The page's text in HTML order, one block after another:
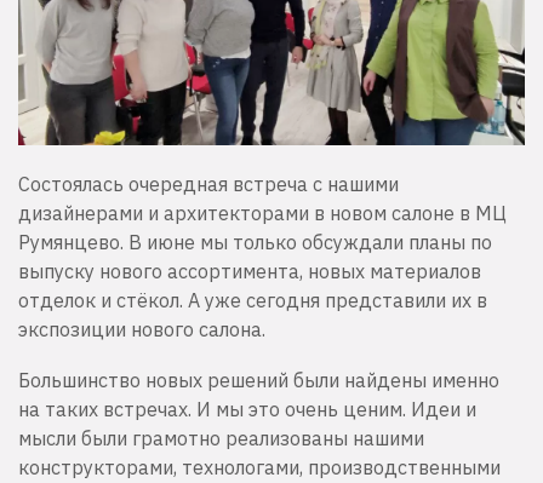
Состоялась очередная встреча с нашими
дизайнерами и архитекторами в новом салоне в МЦ
Румянцево. В июне мы только обсуждали планы по
выпуску нового ассортимента, новых материалов
отделок и стёкол. А уже сегодня представили их в
экспозиции нового салона.
Большинство новых решений были найдены именно
на таких встречах. И мы это очень ценим. Идеи и
мысли были грамотно реализованы нашими
конструкторами, технологами, производственными